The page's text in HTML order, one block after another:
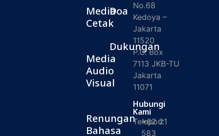
Media
Cetak
Media
Audio
Visual
Renungan
Bahasa
Doa
Dukungan
No.68
Kedoya –
Jakarta
11520
P.O. Box
7113 JKB-TU
Jakarta
11071
Hubungi
Kami
Telepon:
+62 21
583